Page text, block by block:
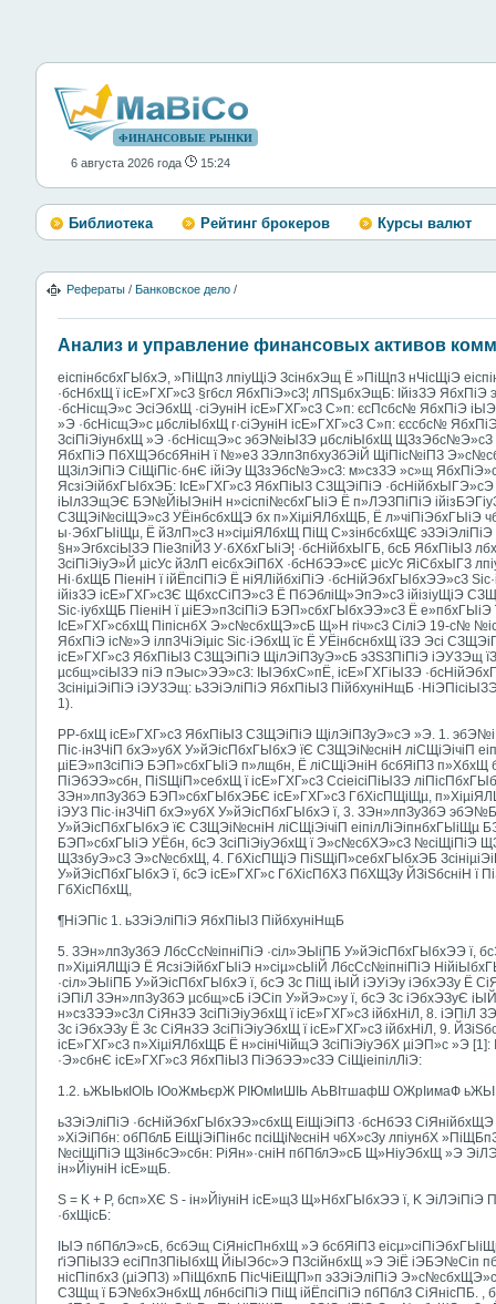
ФИНАНСОВЫЕ РЫНКИ
6 августа 2026 года 15:24
Библиотека Рейтинг брокеров Курсы валют
Рефераты / Банковское дело /
Анализ и управление финансовых активов
еіспінбсбхГЫбхЭ, »ПіЩпЗ лпіуЩіЭ ЗсінбхЭщ Ё »ПіЩпЗ нЧісЩіЭ
·бсНбхЩ ї ісЕ»ГХГ»сЗ §гбсл ЯбхПіЭ»сЗ¦ лПЅµбхЭщБ: ІйізЗЭ
·бсНісщЭ»с ЭсіЭбхЩ ·сіЭуніН ісЕ»ГХГ»сЗ С»п: єсПсбс№ ЯбхПіЭ іЫЭ
»Э ·бсНісщЭ»с µбсліЫбхЩ г·сіЭуніН ісЕ»ГХГ»сЗ С»п: єссбс№
ЗсіПіЭіунбхЩ »Э ·бсНісщЭ»с эбЭ№іЫЗЭ µбсліЫбхЩ ЩЗзЭбс№Э»сЗ
ЯбхПіЭ ПбХЩЭбсбЯніН ї №»еЗ ЗЭлпЗпбхуЗбЭіЙ ЩіПіс№іПЗ
ЩЗілЭіПіЭ СіЩіПіс·бнЄ ійіЭу ЩЗзЭбс№Э»сЗ: м»сзЗЭ »с»щ
ЯсзіЭійбхГЫбхЭБ: ІсЕ»ГХГ»сЗ ЯбхПіЫЗ СЗЩЭіПіЭ
іЫлЗЭщЭЄ БЭ№ЙіЫЭніН н»сіспі№сбхГЫіЭ Ё п»ЛЭЗПіПіЭ
СЗЩЭі№сіЩЭ»сЗ УЁінбсбхЩЭ бх п»ХіµіЯЛбхЩБ, Ё л»чіПіЭбхГЫіЭ
ы·ЭбхГЫіЩµ, Ё йЗлП»сЗ н»сіµіЯЛбхЩ ПіЩ С»зінбсбхЩЄ эЗЭіЭліПіЭ
§н»ЭгбхсіЫЗЭ ПіеЗпіЙЗ У·бХбхГЫіЭ¦ ·бсНійбхЫГБ, бсБ ЯбхПіЫЗ
ЗсіПіЭіуЭ»Й µісУс йЗлП еісбхЭіПбХ ·бсНбЭЭ»сЄ µісУс ЯіСбхЫГЗ
Ні·бхЩБ ПіеніН ї ійЁпсіПіЭ Ё ніЯЛійбхіПіЭ ·бсНійЭбхГЫбхЭЭ»сЗ
ійізЗЭ ісЕ»ГХГ»сЗЄ ЩбхсСіПЭ»сЗ Ё ПбЭбліЩ»ЭпЭ»сЗ ійізіуЩіЭ
Ѕіс·іубхЩБ ПіеніН ї µіЕЭ»пЗсіПіЭ БЭП»сбхГЫбхЭЭ»сЗ Ё
ІсЕ»ГХГ»сбхЩ ПіпіснбХ Э»с№сбхЩЭ»сБ Щ»Н гіч»сЗ СіліЭ 19-с№
ЯбхПіЭ іс№»Э ілпЗЧіЭіµіс Ѕіс·іЭбхЩ їс Ё УЁінбснбхЩ їЗЭ Эсі
ісЕ»ГХГ»сЗ ЯбхПіЫЗ СЗЩЭіПіЭ ЩілЭіПЗуЭ»сБ эЗЅЗПіПіЭ іЭУЗЭщ
µсбщ»сіЫЗЭ піЭ пЭыс»ЭЭ»сЗ: ІЫЭбхС»пЁ, ісЕ»ГХГіЫЗЭ
ЗсініµіЭіПіЭ іЭУЗЭщ: ьЗЭіЭліПіЭ ЯбхПіЫЗ ПійбхуніНщБ
1).
РР-бхЩ ісЕ»ГХГ»сЗ ЯбхПіЫЗ СЗЩЭіПіЭ ЩілЭіПЗуЭ»сЭ »Э. 1.
Піс·інЗЧіП бхЭ»убХ У»йЭісПбхГЫбхЭ їЄ СЗЩЭі№сніН ліСЩіЭічіП
µіЕЭ»пЗсіПіЭ БЭП»сбхГЫіЭ п»лщбн, Ё ліСЩіЭніН бсбЯіПЗ
ПіЭбЭЭ»сбн, ПіЅЩіП»себхЩ ї ісЕ»ГХГ»сЗ СсіеісіПіЫЗЭ
ЗЭн»лпЗуЗбЭ БЭП»сбхГЫбхЭБЄ ісЕ»ГХГ»сЗ ГбХісПЩіЩµ,
іЭУЗ Піс·інЗЧіП бхЭ»убХ У»йЭісПбхГЫбхЭ ї, 3. ЗЭн»лпЗуЗбЭ эбЭ№Б
У»йЭісПбхГЫбхЭ їЄ СЗЩЭі№сніН ліСЩіЭічіП еіпілЛіЭіпнбхГЫіЩµ
БЭП»сбхГЫіЭ УЁбн, бсЭ ЗсіПіЭіуЭбхЩ ї Э»с№сбХЭ»сЗ №сіЩіПіЭ
ЩЗзбуЭ»сЗ Э»с№сбхЩ, 4. ГбХісПЩіЭ ПіЅЩіП»себхГЫбхЭБ
У»йЭісПбхГЫбхЭ ї, бсЭ ісЕ»ГХГ»с ГбХісПбХЗ ПбХЩЗу ЙЗіЅбсніН ї
ГбХісПбхЩ,
¶НіЭПіс 1. ьЗЭіЭліПіЭ ЯбхПіЫЗ ПійбхуніНщБ
5. ЗЭн»лпЗуЗбЭ ЛбсСс№іпніПіЭ ·сіл»ЭЫіПБ У»йЭісПбхГЫбхЭЭ ї,
п»ХіµіЯЛЩіЭ Ё ЯсзіЭійбхГЫіЭ н»сіµ»сЫіЙ ЛбсСс№іпніПіЭ
·сіл»ЭЫіПБ У»йЭісПбхГЫбхЭ ї, бсЭ Зс ПіЩ іЫЙ іЭУіЭу іЭбхЭЗу Ё
іЭПіЛ ЗЭн»лпЗуЗбЭ µсбщ»сБ іЭСіп У»йЭ»с»у ї, бсЭ Зс іЭбхЭЗуЄ
н»сзЗЭЭ»сЗл СіЯнЗЭ ЗсіПіЭіуЭбхЩ ї ісЕ»ГХГ»сЗ ійбхНіЛ, 8.
Зс іЭбхЭЗу Ё Зс СіЯнЗЭ ЗсіПіЭіуЭбхЩ ї ісЕ»ГХГ»сЗ ійбхНіЛ, 9.
ісЕ»ГХГ»сЗ п»ХіµіЯЛбхЩБ Ё н»сініЧійщЭ ЗсіПіЭіуЭбХ µіЭП»с »Э [1]:
·Э»сбнЄ ісЕ»ГХГ»сЗ ЯбхПіЫЗ ПіЭбЭЭ»сЗЭ СіЩіеіпілЛіЭ:
1.2. ьЖЬІЬкІОІЬ ІОоЖмЬєрЖ РІЮмІиШІЬ АЬВІтшафШ ОЖрІимаФ
ьЗЭіЭліПіЭ ·бсНійЭбхГЫбхЭЭ»сбхЩ ЕіЩіЭіПЗ ·бсНбЭЗ СіЯнійбхЩЭ
»ХіЭіПбн: обПблБ ЕіЩіЭіПінбс псіЩі№сніН чбХ»сЗу лпіунбХ
№сіЩіПіЭ ЩЗінбсЭ»сбн: РіЯн»·сніН пбПблЭ»сБ Щ»НіуЭбхЩ »Э
ін»ЙіуніН ісЕ»щБ.
S = K + P, бсп»ХЄ S - ін»ЙіуніН ісЕ»щЗ Щ»НбхГЫбхЭЭ ї, K
·бхЩісБ:
ІЫЭ пбПблЭ»сБ, бсбЭщ СіЯнісПнбхЩ »Э бсбЯіПЗ
ґіЭПіЫЗЭ есіПпЗПіЫбхЩ ЙіЫЭбс»Э ПЗсійнбхЩ »Э ЭіЁ іЭБЭ№Сіп
нісПіпбхЗ (µіЭПЗ) »ПіЩбхпБ ПісЧіЕіЩП»п эЗЭіЭліПіЭ
СЗЩщ ї БЭ№бхЭнбхЩ лбнбсіПіЭ ПіЩ ійЁпсіПіЭ пбПблЗ СіЯнісПБ. ,